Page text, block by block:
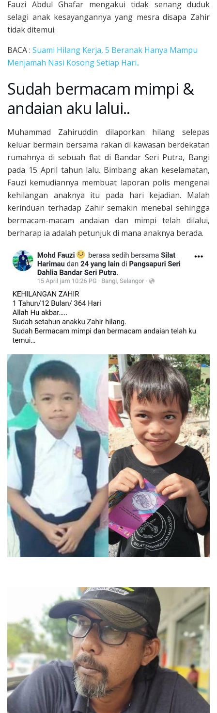
Fauzi Abdul Ghafar mengakui tidak senang duduk
selagi anak kesayangannya yang mesra disapa Zahir
tidak ditemui.
BACA : Suami Hilang Kerja, 5 Beranak Hanya Mampu
Menjamah Nasi Kosong Setiap Hari..
Sudah bermacam mimpi &
andaian aku lalui..
Muhammad Zahiruddin dilaporkan hilang selepas
keluar bermain bersama rakan di kawasan berdekatan
rumahnya di sebuah flat di Bandar Seri Putra, Bangi
pada 15 April tahun lalu. Bimbang akan keselamatan,
Fauzi kemudiannya membuat laporan polis mengenai
kehilangan anaknya itu pada hari kejadian. Malah
kerinduan terhadap Zahir semakin menebal sehingga
bermacam-macam andaian dan mimpi telah dilalui,
berharap ia adalah petunjuk di mana anaknya berada.